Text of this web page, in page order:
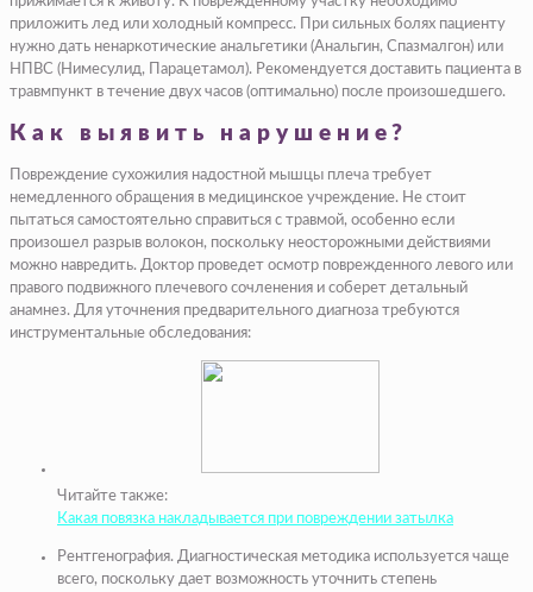
приложить лед или холодный компресс. При сильных болях пациенту
нужно дать ненаркотические анальгетики (Анальгин, Спазмалгон) или
НПВС (Нимесулид, Парацетамол). Рекомендуется доставить пациента в
травмпункт в течение двух часов (оптимально) после произошедшего.
Как выявить нарушение?
Повреждение сухожилия надостной мышцы плеча требует
немедленного обращения в медицинское учреждение. Не стоит
пытаться самостоятельно справиться с травмой, особенно если
произошел разрыв волокон, поскольку неосторожными действиями
можно навредить. Доктор проведет осмотр поврежденного левого или
правого подвижного плечевого сочленения и соберет детальный
анамнез. Для уточнения предварительного диагноза требуются
инструментальные обследования:
Читайте также:
Какая повязка накладывается при повреждении затылка
Рентгенография. Диагностическая методика используется чаще
всего, поскольку дает возможность уточнить степень